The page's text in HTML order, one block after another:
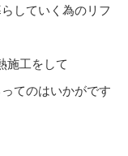
していく為のリフ
施工をして
てのはいかがです